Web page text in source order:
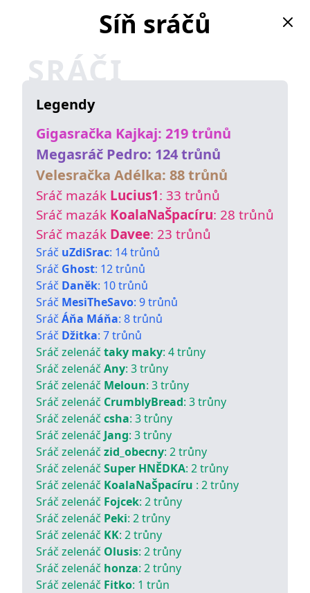
Síň sráčů
SRÁČI
Legendy
Gigasračka Kajkaj: 219trůnů
Megasráč Pedro: 124trůnů
Velesračka Adélka: 88trůnů
Sráč mazák Lucius1: 33 trůnů
Sráč mazák KoalaNaŠpacíru: 28 trůnů
Sráč mazák Davee: 23 trůnů
Sráč uZdiSrac: 14trůnů
Sráč Ghost: 12trůnů
Sráč Daněk: 10trůnů
Sráč MesiTheSavo: 9trůnů
Sráč Áňa Máňa: 8trůnů
Sráč Džitka: 7trůnů
Sráč zelenáč taky maky: 4trůny
Sráč zelenáč Any: 3trůny
Sráč zelenáč Meloun: 3trůny
Sráč zelenáč CrumblyBread: 3trůny
Sráč zelenáč csha: 3trůny
Sráč zelenáč Jang: 3trůny
Sráč zelenáč zid_obecny: 2trůny
Sráč zelenáč Super HNĚDKA: 2trůny
Sráč zelenáč KoalaNaŠpacíru : 2trůny
Sráč zelenáč Fojcek: 2trůny
Sráč zelenáč Peki: 2trůny
Sráč zelenáč KK: 2trůny
Sráč zelenáč Olusis: 2trůny
Sráč zelenáč honza: 2trůny
Sráč zelenáč Fitko: 1 trůn